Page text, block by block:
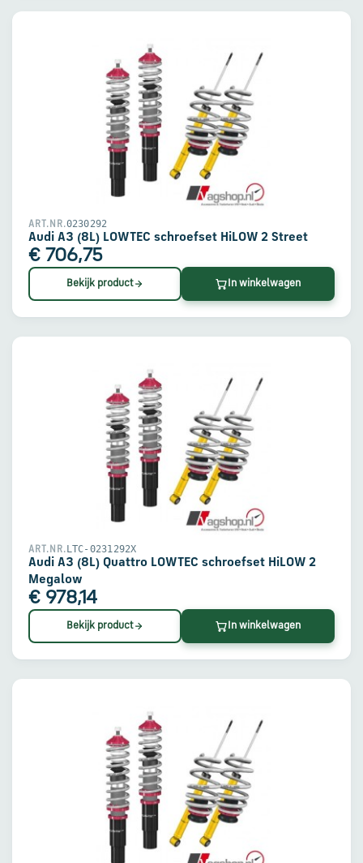
ART.NR.0230292
Audi A3 (8L) LOWTEC schroefset HiLOW 2 Street
€ 706,75
Bekijk product In winkelwagen
ART.NR.LTC-0231292X
Audi A3 (8L) Quattro LOWTEC schroefset HiLOW 2
Megalow
€ 978,14
Bekijk product In winkelwagen